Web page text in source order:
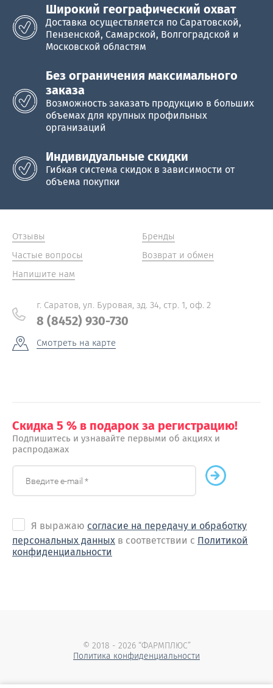
Широкий географический охват
Доставка осуществляется по Саратовской,
Пензенской, Самарской, Волгоградской и
Московской областям
Без ограничения максимального
заказа
Возможность заказать продукцию в больших
объемах для крупных профильных
организаций
Индивидуальные скидки
Гибкая система скидок в зависимости от
объема покупки
Отзывы
Частые вопросы
Напишите нам
Бренды
Возврат и обмен
г. Саратов, ул. Буровая, зд. 34, стр. 1, оф. 2
8 (8452) 930-730
Смотреть на карте
Скидка 5 % в подарок за регистрацию!
Подпишитесь и узнавайте первыми об акциях и
распродажах
Я выражаю согласие на передачу и обработку
персональных данных в соответствии с Политикой
конфиденциальности
© 2018 - 2026 “ФАРМПЛЮС”
Политика конфиденциальности